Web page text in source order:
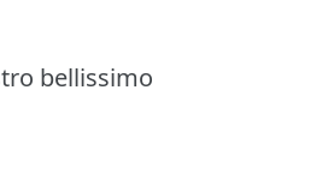
bellissimo